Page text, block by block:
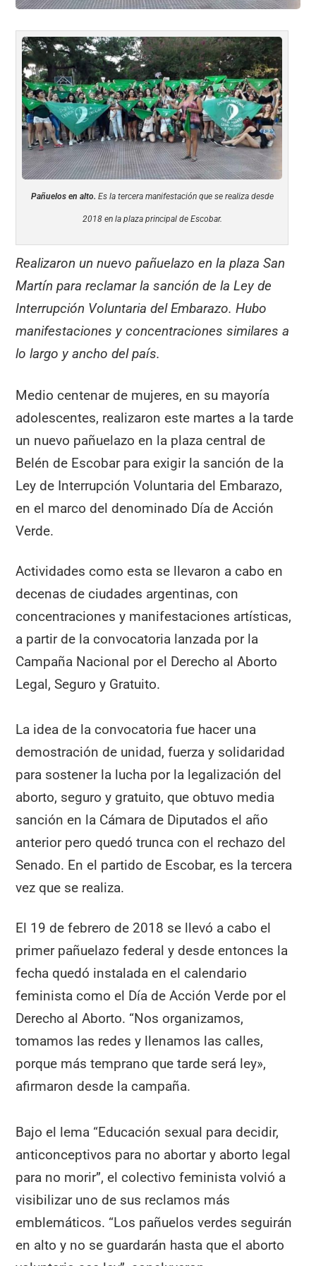
Pañuelos en alto. Es la tercera manifestación que se realiza desde
2018 en la plaza principal de Escobar.
Realizaron un nuevo pañuelazo en la plaza San
Martín para reclamar la sanción de la Ley de
Interrupción Voluntaria del Embarazo. Hubo
manifestaciones y concentraciones similares a
lo largo y ancho del país.
Medio centenar de mujeres, en su mayoría
adolescentes, realizaron este martes a la tarde
un nuevo pañuelazo en la plaza central de
Belén de Escobar para exigir la sanción de la
Ley de Interrupción Voluntaria del Embarazo,
en el marco del denominado Día de Acción
Verde.
Actividades como esta se llevaron a cabo en
decenas de ciudades argentinas, con
concentraciones y manifestaciones artísticas,
a partir de la convocatoria lanzada por la
Campaña Nacional por el Derecho al Aborto
Legal, Seguro y Gratuito.
La idea de la convocatoria fue hacer una
demostración de unidad, fuerza y solidaridad
para sostener la lucha por la legalización del
aborto, seguro y gratuito, que obtuvo media
sanción en la Cámara de Diputados el año
anterior pero quedó trunca con el rechazo del
Senado. En el partido de Escobar, es la tercera
vez que se realiza.
El 19 de febrero de 2018 se llevó a cabo el
primer pañuelazo federal y desde entonces la
fecha quedó instalada en el calendario
feminista como el Día de Acción Verde por el
Derecho al Aborto. “Nos organizamos,
tomamos las redes y llenamos las calles,
porque más temprano que tarde será ley»,
afirmaron desde la campaña.
Bajo el lema “Educación sexual para decidir,
anticonceptivos para no abortar y aborto legal
para no morir”, el colectivo feminista volvió a
visibilizar uno de sus reclamos más
emblemáticos. “Los pañuelos verdes seguirán
en alto y no se guardarán hasta que el aborto